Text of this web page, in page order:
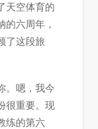
天空体育的
六周年，
了这段旅
。嗯，我今
很重要。现
练的第六